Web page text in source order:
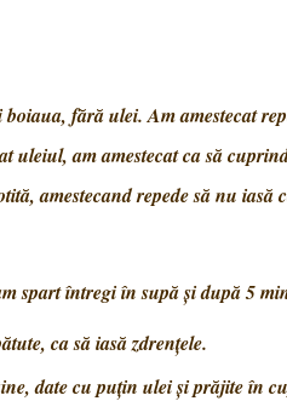
fără ulei. Am amestecat
uleiul, am amestecat ca să
amestecand repede să nu iasă
spart întregi în supă şi după 5
bătute, ca să iasă
date cu puţin ulei şi prăjite în